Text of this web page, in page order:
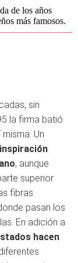
de los años
más famosos.
sin
la firma batió
Un
, aunque
superior
fibras
pasan los
En adición a
hacen